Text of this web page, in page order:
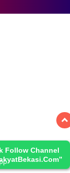
Follow Channel